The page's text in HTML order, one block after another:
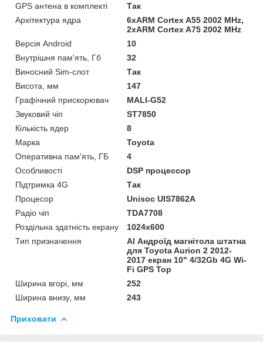
GPS антена в комплекті
Так
Архітектура ядра
6xARM Cortex A55 2002 MHz,
2xARM Cortex A75 2002 MHz
Версія Android
10
Внутрішня пам'ять, Гб
32
Виносний Sim-слот
Так
Висота, мм
147
Графічний прискорювач
MALI-G52
Звуковий чіп
ST7850
Кількість ядер
8
Марка
Toyota
Оперативна пам'ять, ГБ
4
Особливості
DSP процессор
Підтримка 4G
Так
Процесор
Unisoc UIS7862A
Радіо чіп
TDA7708
Роздільна здатність екрану
1024х600
Тип призначення
Al Андроїд магнітола штатна
для Toyota Aurion 2 2012-
2017 екран 10" 4/32Gb 4G Wi-
Fi GPS Top
Ширина вгорі, мм
252
Ширина внизу, мм
243
Приховати